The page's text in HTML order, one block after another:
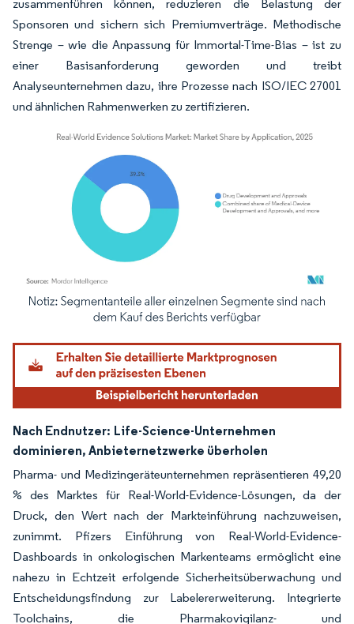
zusammenführen können, reduzieren die Belastung der
Sponsoren und sichern sich Premiumverträge. Methodische
Strenge – wie die Anpassung für Immortal-Time-Bias – ist zu
einer Basisanforderung geworden und treibt
Analyseunternehmen dazu, ihre Prozesse nach ISO/IEC 27001
und ähnlichen Rahmenwerken zu zertifizieren.
Bild © Mordor Intelligence. Wiederverwendung erfordert Namensnennung
Nach Endnutzer: Life-Science-Unternehmen
dominieren, Anbieternetzwerke überholen
Pharma- und Medizingeräteunternehmen repräsentieren 49,20
% des Marktes für Real-World-Evidence-Lösungen, da der
Druck, den Wert nach der Markteinführung nachzuweisen,
zunimmt. Pfizers Einführung von Real-World-Evidence-
Dashboards in onkologischen Markenteams ermöglicht eine
nahezu in Echtzeit erfolgende Sicherheitsüberwachung und
Entscheidungsfindung zur Labelererweiterung. Integrierte
Toolchains, die Pharmakovigilanz- und